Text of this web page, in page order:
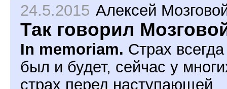
24.5.2015 Алексей
Так говорил
In memoriam. Страх всегда
был и будет, сейчас у
страх перед наступающей